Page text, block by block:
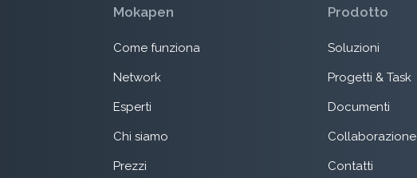
Mokapen
Come funziona
Network
Esperti
Chi siamo
Prezzi
Prodotto
Soluzioni
Progetti & Task
Documenti
Collaborazione
Contatti